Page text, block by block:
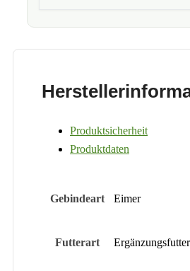
Produktsicherheit
Produktdaten
Gebindeart Eimer
Futterart Ergänzungsfutter